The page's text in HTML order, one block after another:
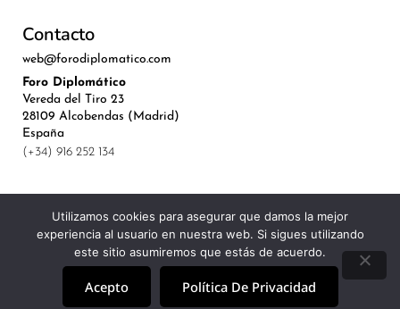
Contacto
web@forodiplomatico.com
Foro Diplomático
Vereda del Tiro 23
28109 Alcobendas (Madrid)
España
(+34) 916 252 134
©Royal Lis Spain 2024
Aviso Legal, Política de Privacidad y Cookies
Utilizamos cookies para asegurar que damos la mejor
experiencia al usuario en nuestra web. Si sigues utilizando
este sitio asumiremos que estás de acuerdo.
Acepto Política De Privacidad